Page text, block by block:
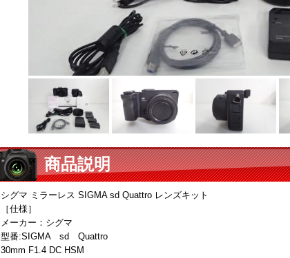
商品説明
シグマ ミラーレス SIGMA sd Quattro レンズキット
［仕様］
メーカー：シグマ
型番:SIGMA sd Quattro
30mm F1.4 DC HSM